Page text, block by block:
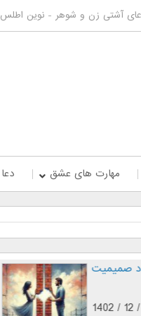
آشتی زن و شوهر - نوین اطلس
مهارت های عشق دعا
صمیمیت